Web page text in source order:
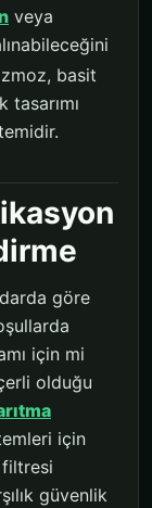
veya
basit
göre
için mi
olduğu
için
güvenlik